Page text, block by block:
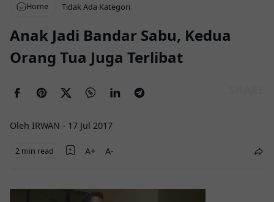
Home Tidak Ada Kategori
Anak Jadi Bandar Sabu, Kedua
Orang Tua Juga Terlibat
Oleh IRWAN - 17 Jul 2017
2 min read